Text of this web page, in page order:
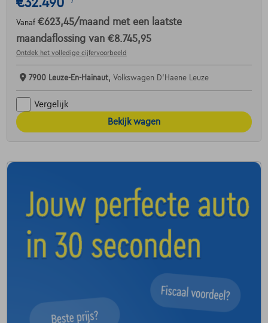
€32.490
Vanaf €623,45/maand met een laatste
maandaflossing van €8.745,95
Ontdek het volledige cijfervoorbeeld
7900 Leuze-En-Hainaut, Volkswagen D'Haene Leuze
Vergelijk
Bekijk wagen